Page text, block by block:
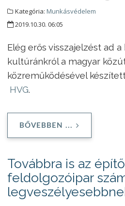
Kategória: Munkásvédelem
2019.10.30. 06:05
Elég erős visszajelzést ad a
kultúránkról a magyar
közreműködésével
HVG.
BŐVEBBEN ...
Továbbra is az
feldolgozóipar